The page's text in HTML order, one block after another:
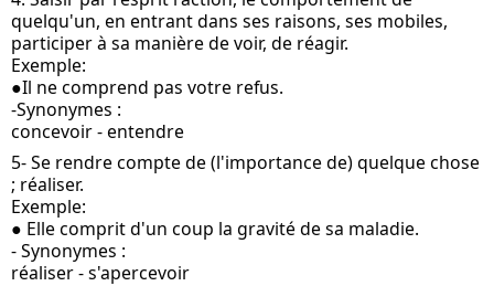
quelqu'un, en entrant dans ses raisons, ses mobiles,
participer à sa manière de voir, de réagir.
Exemple:
●Il ne comprend pas votre refus.
-Synonymes :
concevoir - entendre
5- Se rendre compte de (l'importance de) quelque chose
; réaliser.
Exemple:
● Elle comprit d'un coup la gravité de sa maladie.
- Synonymes :
réaliser - s'apercevoir